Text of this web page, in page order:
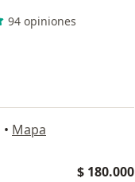
94 opiniones
• Mapa
$ 180.000